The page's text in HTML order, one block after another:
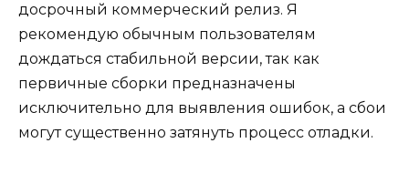
досрочный коммерческий релиз. Я
рекомендую обычным пользователям
дождаться стабильной версии, так как
первичные сборки предназначены
исключительно для выявления ошибок, а сбои
могут существенно затянуть процесс отладки.